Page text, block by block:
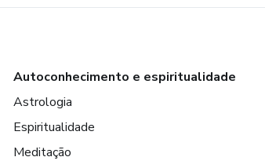
Autoconhecimento e espiritualidade
Astrologia
Espiritualidade
Meditação